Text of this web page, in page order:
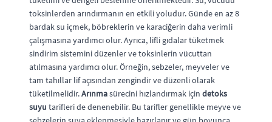
toksinlerden arındırmanın en etkili yoludur. Günde en az 8
bardak su içmek, böbreklerin ve karaciğerin daha verimli
çalışmasına yardımcı olur. Ayrıca, lifli gıdalar tüketmek
sindirim sistemini düzenler ve toksinlerin vücuttan
atılmasına yardımcı olur. Örneğin, sebzeler, meyveler ve
tam tahıllar lif açısından zengindir ve düzenli olarak
tüketilmelidir.Arınmasürecini hızlandırmak için detoks
suyu tarifleri de denenebilir. Bu tarifler genellikle meyve ve